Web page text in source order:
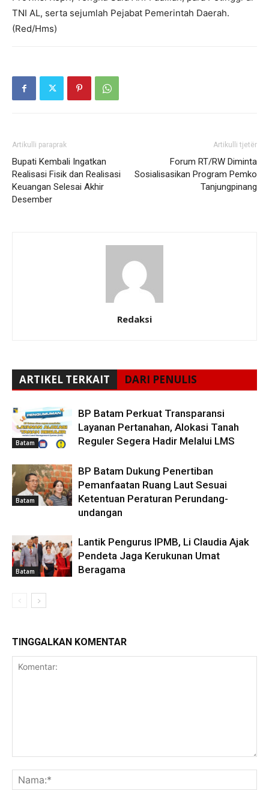
TNI AL, serta sejumlah Pejabat Pemerintah Daerah.
(Red/Hms)
Artikulli paraprak
Bupati Kembali Ingatkan
Realisasi Fisik dan Realisasi
Keuangan Selesai Akhir
Desember
Artikulli tjetër
Forum RT/RW Diminta
Sosialisasikan Program Pemko
Tanjungpinang
Redaksi
ARTIKEL TERKAIT DARI PENULIS
Batam
BP Batam Perkuat Transparansi
Layanan Pertanahan, Alokasi Tanah
Reguler Segera Hadir Melalui LMS
Batam
BP Batam Dukung Penertiban
Pemanfaatan Ruang Laut Sesuai
Ketentuan Peraturan Perundang-
undangan
Batam
Lantik Pengurus IPMB, Li Claudia Ajak
Pendeta Jaga Kerukunan Umat
Beragama
TINGGALKAN KOMENTAR